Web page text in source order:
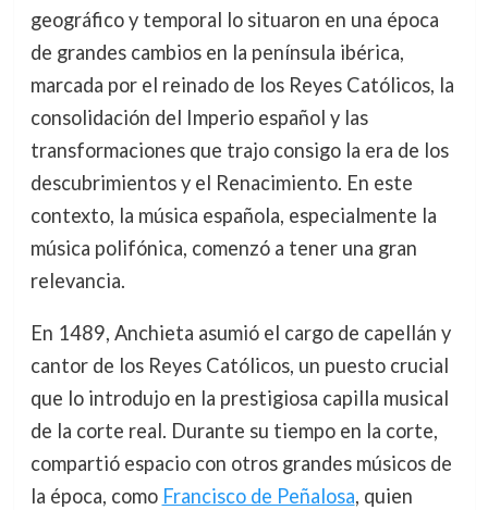
geográfico y temporal lo situaron en una época
de grandes cambios en la península ibérica,
marcada por el reinado de los Reyes Católicos, la
consolidación del Imperio español y las
transformaciones que trajo consigo la era de los
descubrimientos y el Renacimiento. En este
contexto, la música española, especialmente la
música polifónica, comenzó a tener una gran
relevancia.
En 1489, Anchieta asumió el cargo de capellán y
cantor de los Reyes Católicos, un puesto crucial
que lo introdujo en la prestigiosa capilla musical
de la corte real. Durante su tiempo en la corte,
compartió espacio con otros grandes músicos de
la época, como Francisco de Peñalosa, quien